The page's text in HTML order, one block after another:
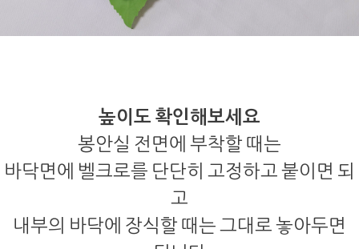
높이도 확인해보세요
봉안실 전면에 부착할 때는
바닥면에 벨크로를 단단히 고정하고 붙이면 되
고
내부의 바닥에 장식할 때는 그대로 놓아두면